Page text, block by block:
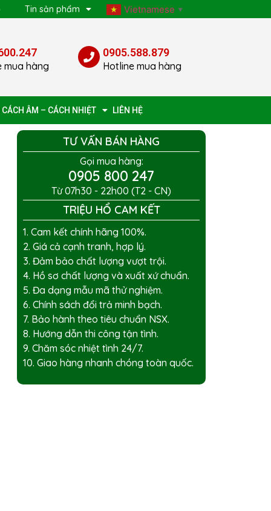
Tin sản phẩm Vietnamese ▼
mua hàng
0905.588.879
Hotline mua hàng
CÁCH ÂM – CÁCH NHIỆT LIÊN HỆ
TƯ VẤN BÁN HÀNG
Gọi mua hàng:
0905 800 247
Từ 07h30 - 22h00 (T2 - CN)
TRIỆU HỔ CAM KẾT
1. Cam kết chính hãng 100%.
2. Giá cả cạnh tranh, hợp lý.
3. Đảm bảo chất lượng vượt trội.
4. Hồ sơ chất lượng và xuất xứ chuẩn.
5. Đa dạng mẫu mã thử nghiệm.
6. Chính sách đổi trả minh bạch.
7. Bảo hành theo tiêu chuẩn NSX.
8. Hướng dẫn thi công tận tình.
9. Chăm sóc nhiệt tình 24/7.
10. Giao hàng nhanh chóng toàn quốc.